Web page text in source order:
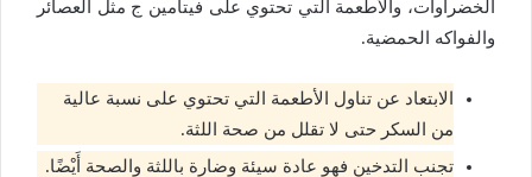
الخضراوات، والأطعمة التي تحتوي على فيتامين ج مثل العصائر
والفواكه الحمضية.
الابتعاد عن تناول الأطعمة التي تحتوي على نسبة عالية
من السكر حتى لا تقلل من صحة اللثة.
تجنب التدخين فهو عادة سيئة وضارة باللثة والصحة أَيْضًا.